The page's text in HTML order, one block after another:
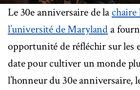
Le 30e anniversaire de lachaire
l’université de Maryland a
opportunité de réfléchir sur les
date pour cultiver un monde
l’honneur du 30e anniversaire,